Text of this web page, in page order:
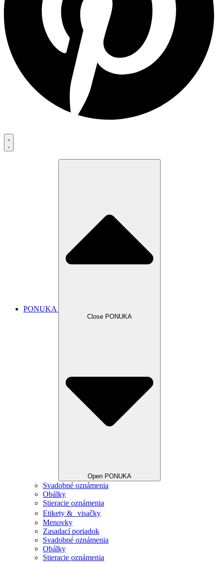
PONUKA
Close PONUKA
Open PONUKA
Svadobné oznámenia
Obálky
Stieracie oznámenia
Etikety & visačky
Menovky
Zasadací poriadok
Svadobné oznámenia
Obálky
Stieracie oznámenia